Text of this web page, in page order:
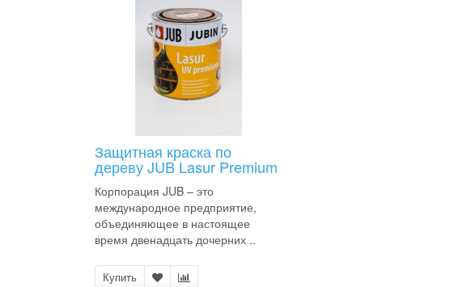
Защитная краска по
дереву JUB Lasur Premium
Корпорация JUB – это
международное предприятие,
объединяющее в настоящее
время двенадцать дочерних ..
Купить